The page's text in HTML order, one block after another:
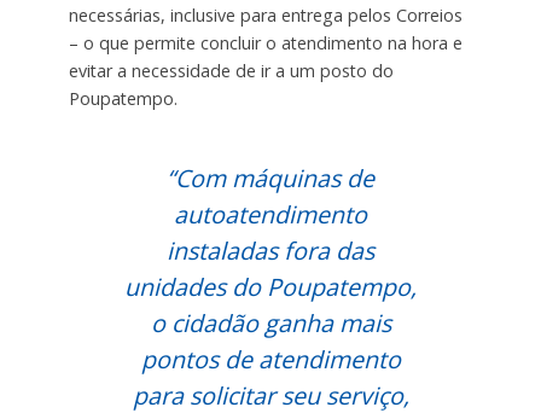
necessárias, inclusive para entrega pelos Correios
– o que permite concluir o atendimento na hora e
evitar a necessidade de ir a um posto do
Poupatempo.
“Com máquinas de
autoatendimento
instaladas fora das
unidades do Poupatempo,
o cidadão ganha mais
pontos de atendimento
para solicitar seu serviço,